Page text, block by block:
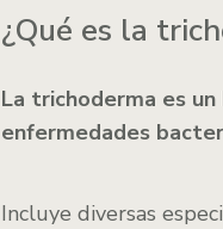
¿Qué es la
La trichoderma es
enfermedades
Incluye diversas